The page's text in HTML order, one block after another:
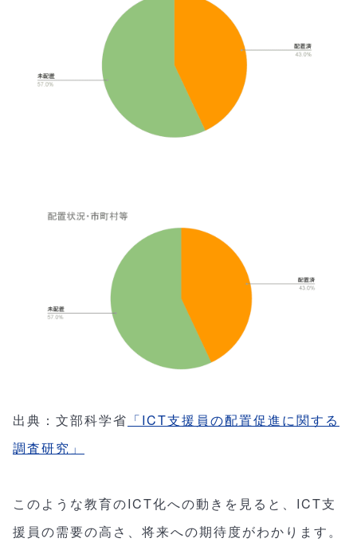
出典：文部科学省 「ICT支援員の配置促進に関する
調査研究」
このような教育のICT化への動きを見ると、ICT支
援員の需要の高さ、将来への期待度がわかります。